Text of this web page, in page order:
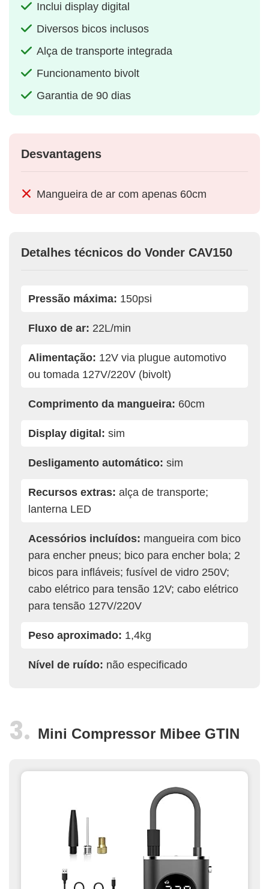
Inclui display digital
Diversos bicos inclusos
Alça de transporte integrada
Funcionamento bivolt
Garantia de 90 dias
Desvantagens
Mangueira de ar com apenas 60cm
Detalhes técnicos do Vonder CAV150
Pressão máxima: 150psi
Fluxo de ar: 22L/min
Alimentação: 12V via plugue automotivo
ou tomada 127V/220V (bivolt)
Comprimento da mangueira: 60cm
Display digital: sim
Desligamento automático: sim
Recursos extras: alça de transporte;
lanterna LED
Acessórios incluídos: mangueira com bico
para encher pneus; bico para encher bola; 2
bicos para infláveis; fusível de vidro 250V;
cabo elétrico para tensão 12V; cabo elétrico
para tensão 127V/220V
Peso aproximado: 1,4kg
Nível de ruído: não especificado
Mini Compressor Mibee GTIN